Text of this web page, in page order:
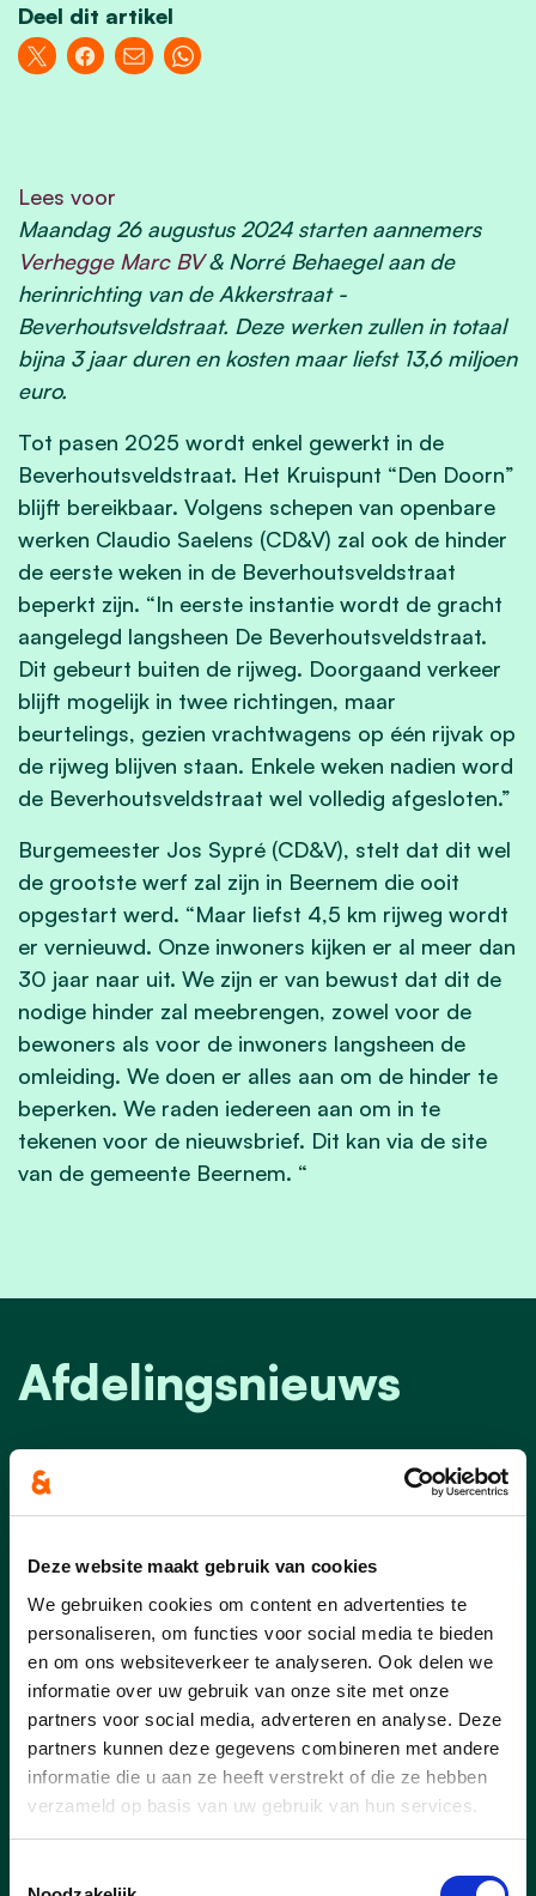
Deze website maakt gebruik van cookies
We gebruiken cookies om content en advertenties te
personaliseren, om functies voor social media te bieden
en om ons websiteverkeer te analyseren. Ook delen we
informatie over uw gebruik van onze site met onze
partners voor social media, adverteren en analyse. Deze
partners kunnen deze gegevens combineren met andere
informatie die u aan ze heeft verstrekt of die ze hebben
verzameld op basis van uw gebruik van hun services.
Deel dit artikel
Lees voor
Maandag 26 augustus 2024 starten aannemers
Verhegge Marc BV& Norré Behaegel aan de
herinrichting van de Akkerstraat -
Beverhoutsveldstraat. Deze werken zullen in totaal
bijna 3 jaar duren en kosten maar liefst 13,6 miljoen
euro.
Tot pasen 2025 wordt enkel gewerkt in de
Beverhoutsveldstraat. Het Kruispunt “Den Doorn”
blijft bereikbaar. Volgens schepen van openbare
werken Claudio Saelens (CD&V) zal ook de hinder
de eerste weken in de Beverhoutsveldstraat
beperkt zijn. “In eerste instantie wordt de gracht
aangelegd langsheen De Beverhoutsveldstraat.
Dit gebeurt buiten de rijweg. Doorgaand verkeer
blijft mogelijk in twee richtingen, maar
beurtelings, gezien vrachtwagens op één rijvak op
de rijweg blijven staan. Enkele weken nadien word
de Beverhoutsveldstraat wel volledig afgesloten.”
Burgemeester Jos Sypré (CD&V), stelt dat dit wel
de grootste werf zal zijn in Beernem die ooit
opgestart werd. “Maar liefst 4,5 km rijweg wordt
er vernieuwd. Onze inwoners kijken er al meer dan
30 jaar naar uit. We zijn er van bewust dat dit de
nodige hinder zal meebrengen, zowel voor de
bewoners als voor de inwoners langsheen de
omleiding. We doen er alles aan om de hinder te
beperken. We raden iedereen aan om in te
tekenen voor de nieuwsbrief. Dit kan via de site
van de gemeente Beernem. “
Afdelingsnieuws
meerjarenplan 2026-2031
26/01/26